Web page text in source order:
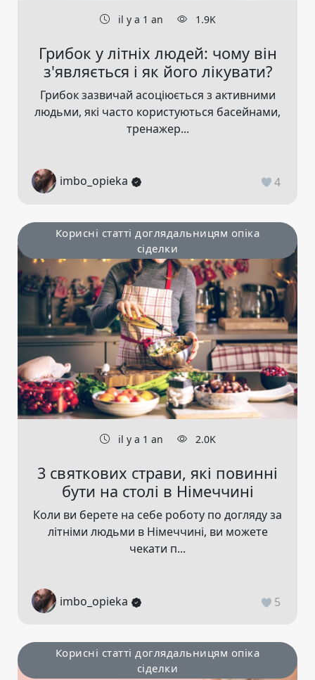
il y a 1 an 1.9K
Грибок у літніх людей: чому він
з'являється і як його лікувати?
Грибок зазвичай асоціюється з активними
людьми, які часто користуються басейнами,
тренажер...
imbo_opieka 4
Корисні статті доглядальницям опіка
сіделки
il y a 1 an 2.0K
3 святкових страви, які повинні
бути на столі в Німеччині
Коли ви берете на себе роботу по догляду за
літніми людьми в Німеччині, ви можете
чекати п...
imbo_opieka 5
Корисні статті доглядальницям опіка
сіделки